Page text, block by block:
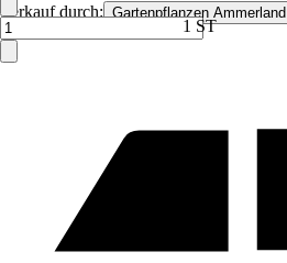
Verkauf durch: Gartenpflanzen Ammerland
1 ST